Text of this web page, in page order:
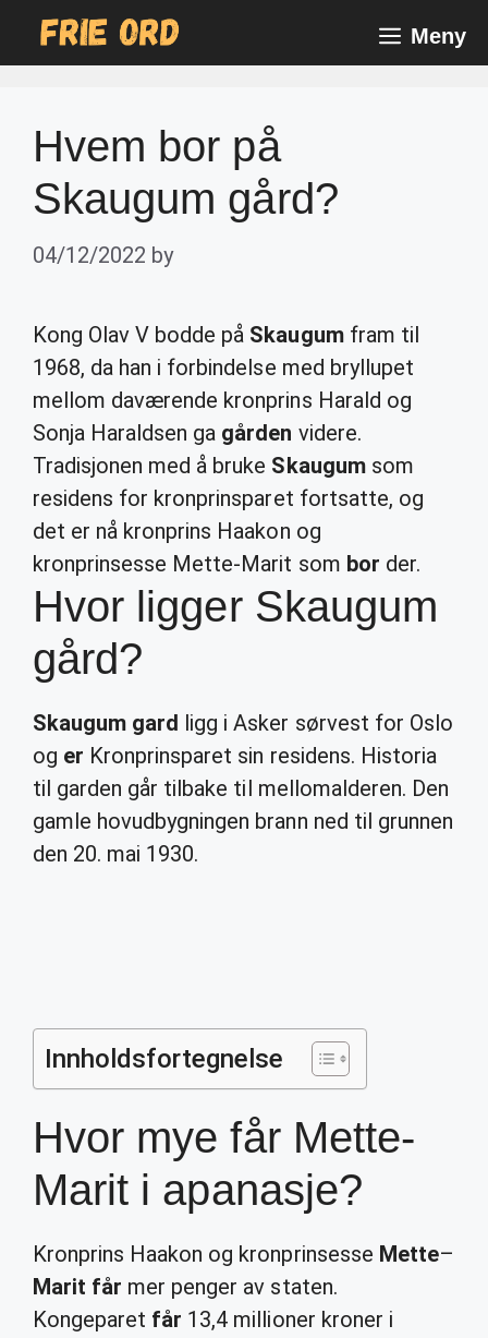
Meny
Hvem bor på
Skaugum gård?
04/12/2022 by
Kong Olav V bodde på Skaugumfram til
1968, da han i forbindelse med bryllupet
mellom daværende kronprins Harald og
Sonja Haraldsen ga gården videre.
Tradisjonen med å bruke Skaugumsom
residens for kronprinsparet fortsatte, og
det er nå kronprins Haakon og
kronprinsesse Mette-Marit som bor der.
Hvor ligger Skaugum
gård?
Skaugum gard ligg i Asker sørvest for Oslo
og er Kronprinsparet sin residens. Historia
til garden går tilbake til mellomalderen. Den
gamle hovudbygningen brann ned til grunnen
den 20. mai 1930.
Innholdsfortegnelse
Hvor mye får Mette-
Marit i apanasje?
Kronprins Haakon og kronprinsesse Mette–
Marit får mer penger av staten.
Kongeparet får 13,4 millioner kroner i